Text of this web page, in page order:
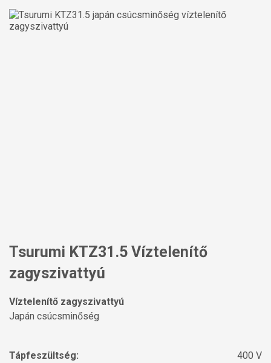
Tsurumi KTZ31.5 Víztelenítő
zagyszivattyú
Víztelenítő zagyszivattyú
Japán csúcsminőség
Tápfeszültség:
400 V